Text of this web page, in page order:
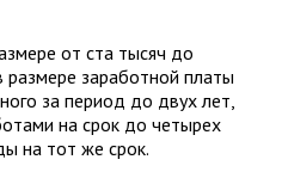
от ста тысяч до
размере заработной платы
за период до двух лет,
на срок до четырех
на тот же срок.